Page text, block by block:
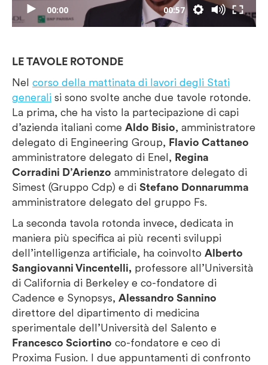
00:00 00:57
LE TAVOLE ROTONDE
Nel corso della mattinata di lavori degli Stati
generali si sono svolte anche due tavole rotonde.
La prima, che ha visto la partecipazione di capi
d’azienda italiani come Aldo Bisio, amministratore
delegato di Engineering Group, Flavio Cattaneo
amministratore delegato di Enel, Regina
Corradini D’Arienzo amministratore delegato di
Simest (Gruppo Cdp) e di Stefano Donnarumma
amministratore delegato del gruppo Fs.
La seconda tavola rotonda invece, dedicata in
maniera più specifica ai più recenti sviluppi
dell’intelligenza artificiale, ha coinvolto Alberto
Sangiovanni Vincentelli, professore all’Università
di California di Berkeley e co-fondatore di
Cadence e Synopsys, Alessandro Sannino
direttore del dipartimento di medicina
sperimentale dell’Università del Salento e
Francesco Sciortino co-fondatore e ceo di
Proxima Fusion. I due appuntamenti di confronto